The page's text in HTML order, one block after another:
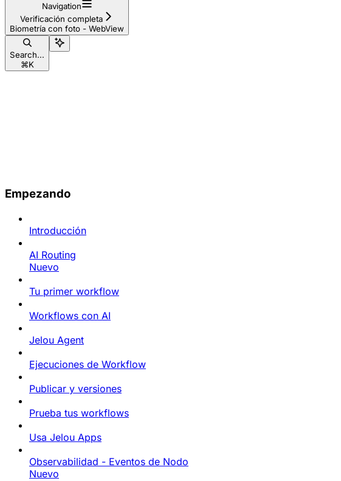
Navigation
Verificación completa
Biometría con foto - WebView
Search...
⌘K
Empezando
Introducción
AI Routing
Nuevo
Tu primer workflow
Workflows con AI
Jelou Agent
Ejecuciones de Workflow
Publicar y versiones
Prueba tus workflows
Usa Jelou Apps
Observabilidad - Eventos de Nodo
Nuevo